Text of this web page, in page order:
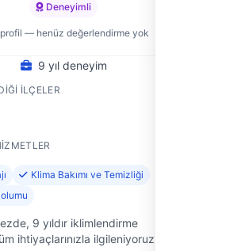
Deneyimli
— henüz değerlendirme yok
9 yıl deneyim
İLÇELER
Klima Bakımı ve Temizliği
9 yıldır iklimlendirme
ihtiyaçlarınızla ilgileniyoruz.